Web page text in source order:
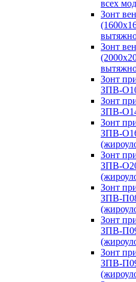
всех
Зонт
Зонт
Зонт
ЗПВ-
Зонт
ЗПВ-
Зонт
ЗПВ-
Зонт
ЗПВ-
Зонт
ЗПВ-
Зонт
ЗПВ-
Зонт
ЗПВ-